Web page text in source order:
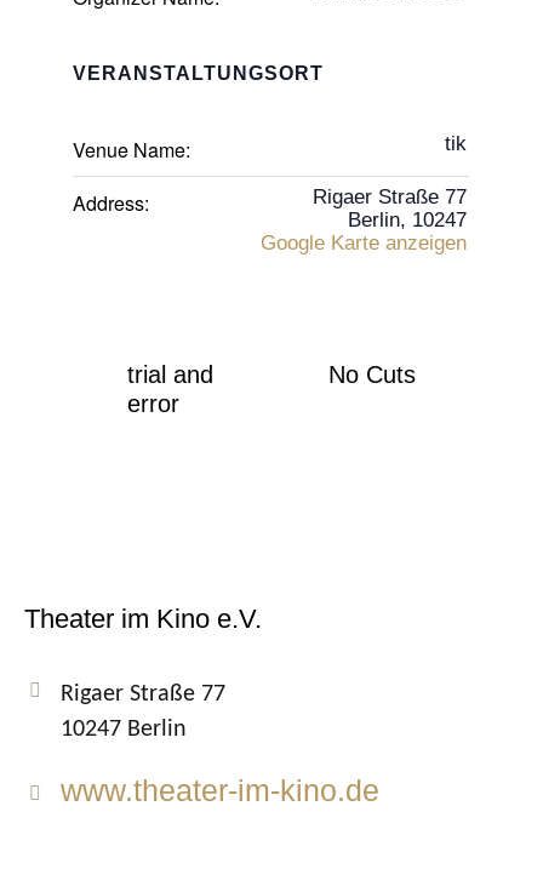
VERANSTALTUNGSORT
Venue Name: tik
Address:
Rigaer Straße 77
Berlin, 10247
Google Karte anzeigen
trial and
error
No Cuts
Theater im Kino e.V.
Rigaer Straße 77
10247 Berlin
www.theater-im-kino.de